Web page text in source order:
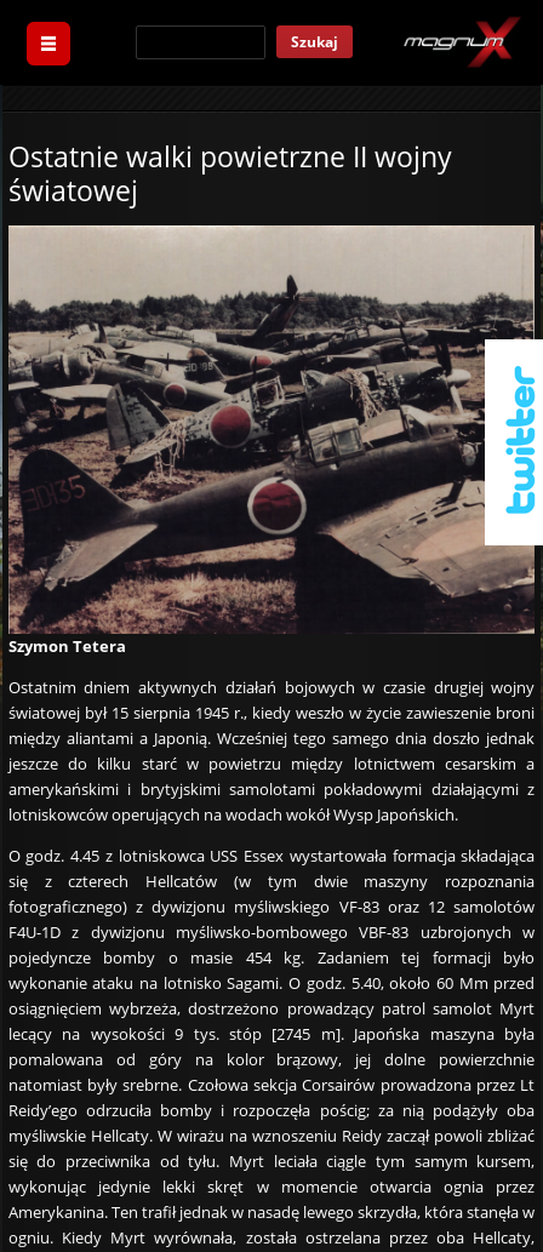
Szukaj
Ostatnie walki powietrzne II wojny
światowej
Szymon Tetera
Ostatnim dniem aktywnych działań bojowych w czasie drugiej wojny
światowej był 15 sierpnia 1945 r., kiedy weszło w życie zawieszenie broni
między aliantami a Japonią. Wcześniej tego samego dnia doszło jednak
jeszcze do kilku starć w powietrzu między lotnictwem cesarskim a
amerykańskimi i brytyjskimi samolotami pokładowymi działającymi z
lotniskowców operujących na wodach wokół Wysp Japońskich.
O godz. 4.45 z lotniskowca USS Essex wystartowała formacja składająca
się z czterech Hellcatów (w tym dwie maszyny rozpoznania
fotograficznego) z dywizjonu myśliwskiego VF-83 oraz 12 samolotów
F4U-1D z dywizjonu myśliwsko-bombowego VBF-83 uzbrojonych w
pojedyncze bomby o masie 454 kg. Zadaniem tej formacji było
wykonanie ataku na lotnisko Sagami. O godz. 5.40, około 60 Mm przed
osiągnięciem wybrzeża, dostrzeżono prowadzący patrol samolot Myrt
lecący na wysokości 9 tys. stóp [2745 m]. Japońska maszyna była
pomalowana od góry na kolor brązowy, jej dolne powierzchnie
natomiast były srebrne. Czołowa sekcja Corsairów prowadzona przez Lt
Reidy’ego odrzuciła bomby i rozpoczęła pościg; za nią podążyły oba
myśliwskie Hellcaty. W wirażu na wznoszeniu Reidy zaczął powoli zbliżać
się do przeciwnika od tyłu. Myrt leciała ciągle tym samym kursem,
wykonując jedynie lekki skręt w momencie otwarcia ognia przez
Amerykanina. Ten trafił jednak w nasadę lewego skrzydła, która stanęła w
ogniu. Kiedy Myrt wyrównała, została ostrzelana przez oba Hellcaty,